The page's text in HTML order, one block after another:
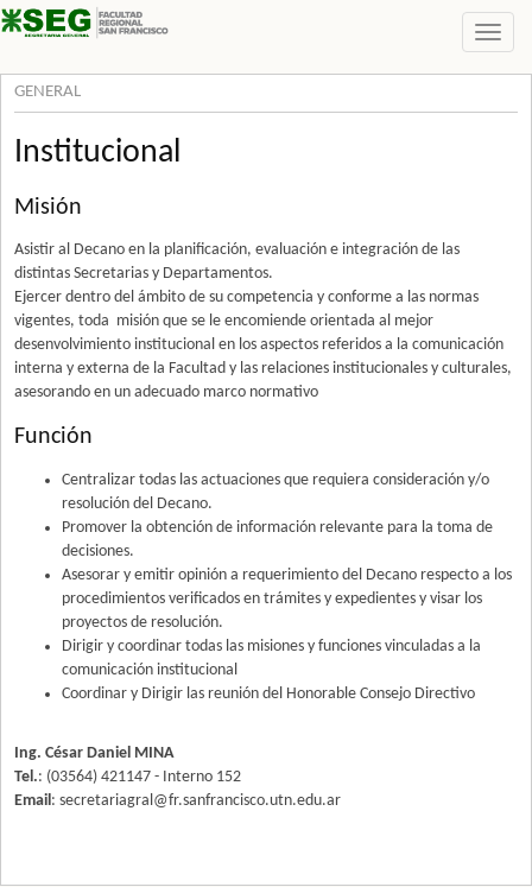
GENERAL
Institucional
Misión
Asistir al Decano en la planificación, evaluación e integración de las
distintas Secretarias y Departamentos.
Ejercer dentro del ámbito de su competencia y conforme a las normas
vigentes, toda misión que se le encomiende orientada al mejor
desenvolvimiento institucional en los aspectos referidos a la comunicación
interna y externa de la Facultad y las relaciones institucionales y culturales,
asesorando en un adecuado marco normativo
Función
Centralizar todas las actuaciones que requiera consideración y/o
resolución del Decano.
Promover la obtención de información relevante para la toma de
decisiones.
Asesorar y emitir opinión a requerimiento del Decano respecto a los
procedimientos verificados en trámites y expedientes y visar los
proyectos de resolución.
Dirigir y coordinar todas las misiones y funciones vinculadas a la
comunicación institucional
Coordinar y Dirigir las reunión del Honorable Consejo Directivo
Ing. César Daniel MINA
Tel.: (03564) 421147 - Interno 152
Email : secretariagral@fr.sanfrancisco.utn.edu.ar